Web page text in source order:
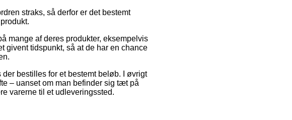
straks, så derfor er det bestemt
mange af deres produkter, eksempelvis
givent tidspunkt, så at de har en chance
bestilles for et bestemt beløb. I øvrigt
– uanset om man befinder sig tæt på
varerne til et udleveringssted.